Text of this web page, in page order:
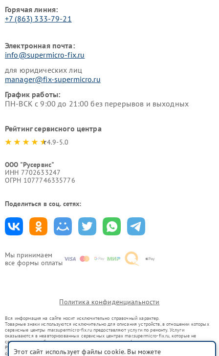
Мы принимаем
все формы оплаты
Горячая линия:
+7 (863) 333-79-21
Электронная почта:
info@supermicro-fix.ru
для юридических лиц
manager@fix-supermicro.ru
График работы:
ПН-ВСК с 9:00 до 21:00 без перерывов и выходных
Рейтинг сервисного центра
4.9-5.0
ООО "Русервис"
ИНН 7702633247
ОГРН 1077746335776
Поделиться в соц. сетях:
Политика конфиденциальности
Вся информация на сайте носит исключительно справочный характер.
Товарные знаки используются исключительно для описания устройств, в отношении которых
сервисные центры mar.supermicro-fix.ru предоставляют услуги по ремонту. Услуги
оказываются в неавторизованных сервисных центрах mar.supermicro-fix.ru, которые не
связаны с правообладателями товарных знаков или их официальными представителями.
Ремонт осуществляется для устройств, уже введенных в гражданский оборот в соответствии
со статьей 1487 ГК РФ.
Этот сайт использует файлы cookie. Вы можете